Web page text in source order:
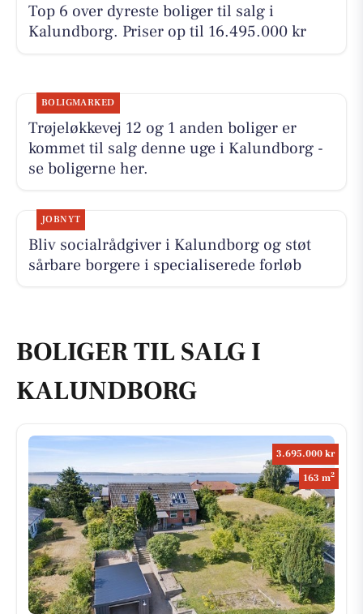
Top 6 over dyreste boliger til salg i
Kalundborg. Priser op til 16.495.000 kr
BOLIGMARKED
Trøjeløkkevej 12 og 1 anden boliger er
kommet til salg denne uge i Kalundborg -
se boligerne her.
JOBNYT
Bliv socialrådgiver i Kalundborg og støt
sårbare borgere i specialiserede forløb
BOLIGER TIL SALG I
KALUNDBORG
3.695.000 kr
163 m2